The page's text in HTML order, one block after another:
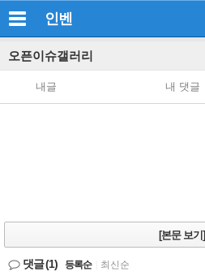
인벤
오픈이슈갤러리
내글 내 댓글
[본문 보기]
댓글(1) 등록순 최신순